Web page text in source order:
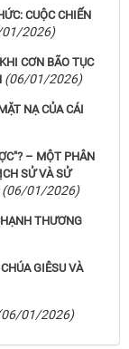
CUỘC CHIẾN
2026)
CƠN BÃO TỤC
(06/01/2026)
NẠ CỦA CÁI
– MỘT PHÂN
SỬ VÀ SỬ
(06/01/2026)
THƯƠNG
GIÊSU VÀ
01/2026)